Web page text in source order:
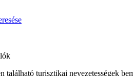
található turisztikai nevezetességek